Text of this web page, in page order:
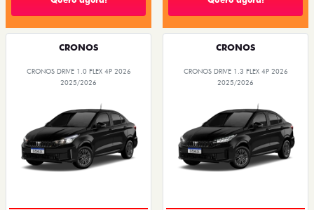
CRONOS
CRONOS DRIVE 1.0 FLEX 4P 2026
2025/2026
CRONOS
CRONOS DRIVE 1.3 FLEX 4P 2026
2025/2026